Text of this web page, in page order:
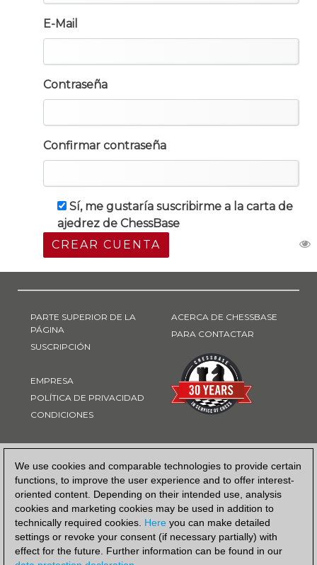
We use cookies and comparable technologies to provide certain
functions, to improve the user experience and to offer interest-
oriented content. Depending on their intended use, analysis
cookies and marketing cookies may be used in addition to
technically required cookies. Here you can make detailed
settings or revoke your consent (if necessary partially) with
effect for the future. Further information can be found in our
E-Mail
Contraseña
Confirmar contraseña
Sí, me gustaría suscribirme a la carta de
ajedrez de ChessBase
CREAR CUENTA
PARTE SUPERIOR DE LA
PÁGINA
SUSCRIPCIÓN
EMPRESA
POLÍTICA DE PRIVACIDAD
CONDICIONES
ACERCA DE CHESSBASE
PARA CONTACTAR
FORMA DE PAGO